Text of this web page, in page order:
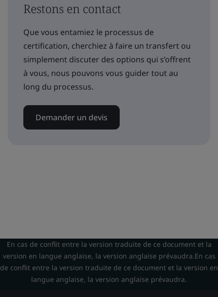
Restons en contact
Que vous entamiez le processus de
certification, cherchiez à faire un transfert ou
simplement discuter des options qui s’offrent
à vous, nous pouvons vous guider tout au
long du processus.
Demander un devis
En cas de conflit entre la version traduite de ce document et la
version en langue anglaise, la version anglaise prévaudra.En cas
de conflit entre la version traduite de ce document et la version en
langue anglaise, la version anglaise prévaudra.